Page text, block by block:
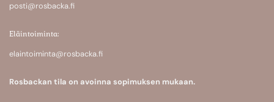
posti@rosbacka.fi
Eläintoiminta:
elaintoiminta@rosbacka.fi
Rosbackan tila on avoinna sopimuksen mukaan.